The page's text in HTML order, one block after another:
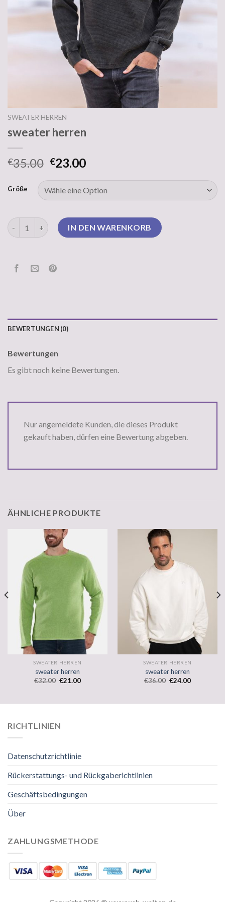
SWEATER HERREN
sweater herren
€35.00 €23.00
Größe
sweater herren MengeIN DEN WARENKORB
BEWERTUNGEN (0)
Bewertungen
Es gibt noch keine Bewertungen.
Nur angemeldete Kunden, die dieses Produkt
gekauft haben, dürfen eine Bewertung abgeben.
ÄHNLICHE PRODUKTE
SWEATER HERREN
sweater herren
€32.00 €21.00
SWEATER HERREN
sweater herren
€36.00 €24.00
RICHTLINIEN
Datenschutzrichtlinie
Rückerstattungs- und Rückgaberichtlinien
Geschäftsbedingungen
Über
ZAHLUNGSMETHODE